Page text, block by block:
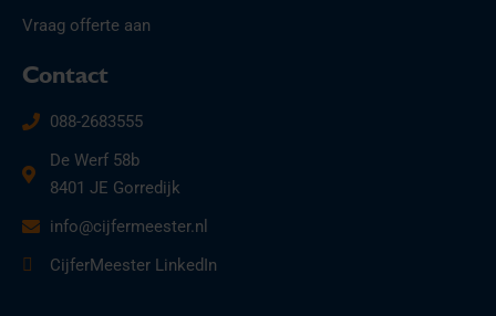
Vraag offerte aan
Contact
088-2683555
De Werf 58b
8401 JE Gorredijk
info@cijfermeester.nl
CijferMeester LinkedIn